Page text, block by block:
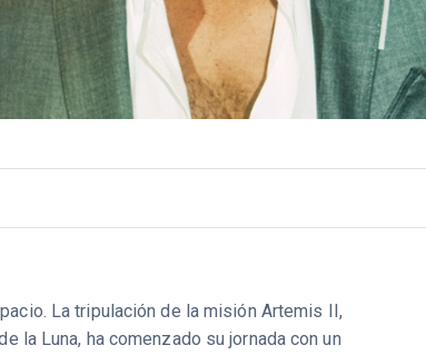
La tripulación de la misión Artemis II,
la Luna, ha comenzado su jornada con un